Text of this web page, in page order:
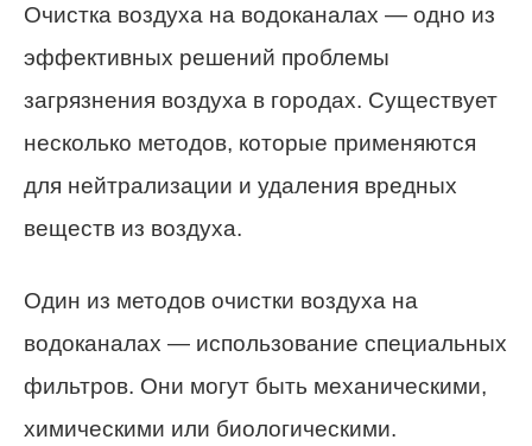
Очистка воздуха на водоканалах — одно из
эффективных решений проблемы
загрязнения воздуха в городах. Существует
несколько методов, которые применяются
для нейтрализации и удаления вредных
веществ из воздуха.
Один из методов очистки воздуха на
водоканалах — использование специальных
фильтров. Они могут быть механическими,
химическими или биологическими.